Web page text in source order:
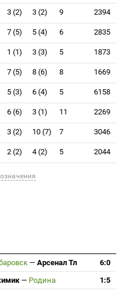
3 (2) 3 (2) 9 2394
7 (5) 5 (4) 6 2835
1 (1) 3 (3) 5 1873
7 (5) 8 (6) 8 1669
5 (3) 6 (4) 5 6158
6 (6) 3 (1) 11 2269
3 (2) 10 (7) 7 3046
2 (2) 4 (2) 5 2044
— Арсенал Тл
6:0
— Родина 1:5